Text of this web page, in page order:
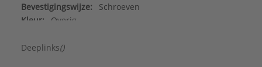
Bevestigingswijze:
Schroeven
Kleur:
Overig
Modulair:
Deeplinks()